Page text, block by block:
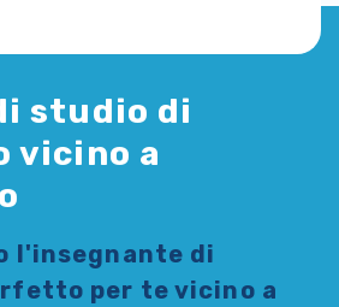
studio di
vicino a
l'insegnante di
per te vicino a